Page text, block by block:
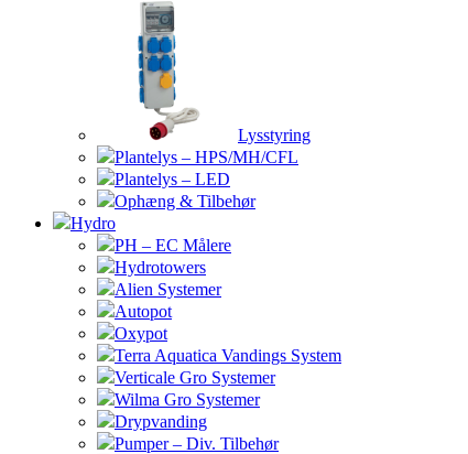
Lysstyring
Plantelys – HPS/MH/CFL
Plantelys – LED
Ophæng & Tilbehør
Hydro
PH – EC Målere
Hydrotowers
Alien Systemer
Autopot
Oxypot
Terra Aquatica Vandings System
Verticale Gro Systemer
Wilma Gro Systemer
Drypvanding
Pumper – Div. Tilbehør